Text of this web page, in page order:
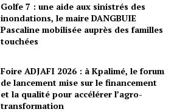
Golfe 7 : une aide aux sinistrés des
inondations, le maire DANGBUIE
Pascaline mobilisée auprès des familles
touchées
Foire ADJAFI 2026 : à Kpalimé, le forum
de lancement mise sur le financement
et la qualité pour accélérer l’agro-
transformation